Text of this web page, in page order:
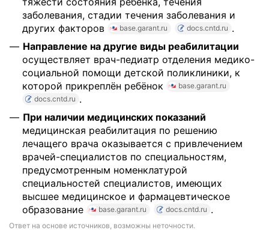
заболевания, стадии течения заболевания и
других факторов
base.garant.ru docs.cntd.ru .
Направление на другие виды реабилитации
осуществляет врач-педиатр отделения медико-
социальной помощи детской поликлиники, к
которой прикреплён ребёнок
base.garant.ru
docs.cntd.ru .
При наличии медицинских показаний
медицинская реабилитация по решению
лечащего врача оказывается с привлечением
врачей-специалистов по специальностям,
предусмотренным номенклатурой
специальностей специалистов, имеющих
высшее медицинское и фармацевтическое
образование
base.garant.ru docs.cntd.ru .
Ответ на основе источников, возможны неточности.